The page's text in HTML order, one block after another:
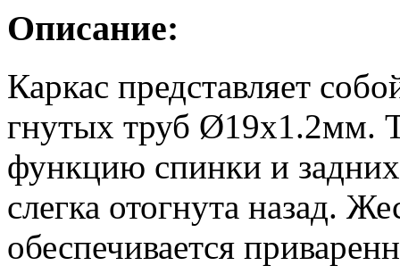
Описание:
Каркас представляет
гнутых труб Ø19х1.2мм.
функцию спинки и
слегка отогнута назад.
обеспечивается